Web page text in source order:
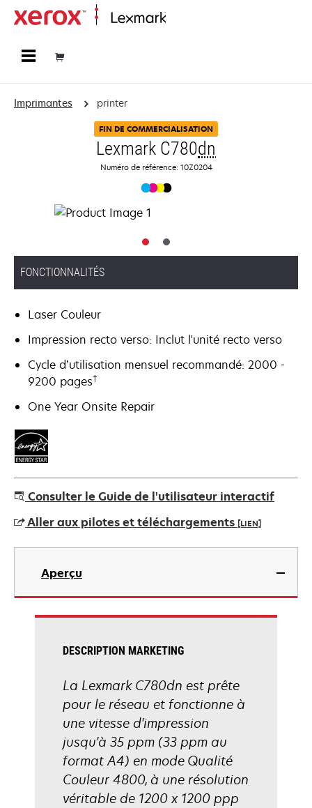
Imprimantes printer
FIN DE COMMERCIALISATION
Lexmark C780dn
Numéro de référence: 10Z0204
FONCTIONNALITÉS
Laser Couleur
Impression recto verso: Inclut l'unité recto verso
Cycle d’utilisation mensuel recommandé: 2000 -
9200 pages†
One Year Onsite Repair
Consulter le Guide de l'utilisateur interactif
Aller aux pilotes et téléchargements [LIEN]
s’ouvre
nouvel
onglet
Aperçu
DESCRIPTION MARKETING
La Lexmark C780dn est prête
pour le réseau et fonctionne à
une vitesse d'impression
jusqu'à 35 ppm (33 ppm au
format A4) en mode Qualité
Couleur 4800, à une résolution
véritable de 1200 x 1200 ppp